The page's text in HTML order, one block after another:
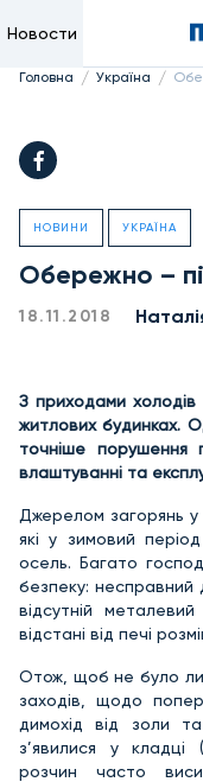
Новости
Головна / Україна /
НОВИНИ УКРАЇНА
Обережно –
18.11.2018
З приходами холодів
житлових будинках.
точніше порушення
влаштуванні та
Джерелом загорянь у
які у зимовий
осель. Багато
безпеку: несправний
відсутній
відстані від печі
Отож, щоб не було
заходів, щодо
димохід від золи
з’явилися у кладці
розчин часто